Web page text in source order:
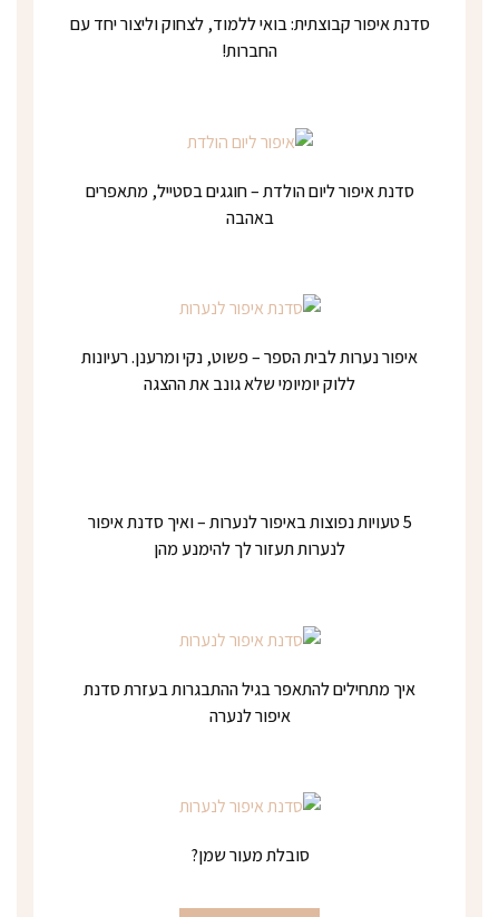
סדנת איפור קבוצתית: בואי ללמוד, לצחוק וליצור יחד עם
החברות!
סדנת איפור ליום הולדת – חוגגים בסטייל, מתאפרים
באהבה
איפור נערות לבית הספר – פשוט, נקי ומרענן. רעיונות
ללוק יומיומי שלא גונב את ההצגה
5 טעויות נפוצות באיפור לנערות – ואיך סדנת איפור
לנערות תעזור לך להימנע מהן
איך מתחילים להתאפר בגיל ההתבגרות בעזרת סדנת
איפור לנערה
סובלת מעור שמן?